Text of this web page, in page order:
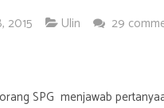
2015 Ulin
29
SPG menjawab